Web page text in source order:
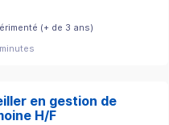
(+ de 3 ans)
en gestion de
H/F